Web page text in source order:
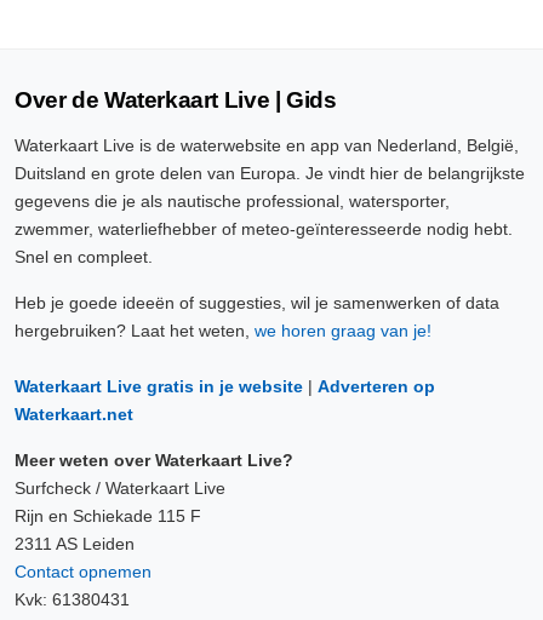
Over de Waterkaart Live | Gids
Waterkaart Live is de waterwebsite en app van Nederland, België,
Duitsland en grote delen van Europa. Je vindt hier de belangrijkste
gegevens die je als nautische professional, watersporter,
zwemmer, waterliefhebber of meteo-geïnteresseerde nodig hebt.
Snel en compleet.
Heb je goede ideeën of suggesties, wil je samenwerken of data
hergebruiken? Laat het weten, we horen graag van je!
Waterkaart Live gratis in je website | Adverteren op
Waterkaart.net
Meer weten over Waterkaart Live?
Surfcheck / Waterkaart Live
Rijn en Schiekade 115 F
2311 AS Leiden
Contact opnemen
Kvk: 61380431